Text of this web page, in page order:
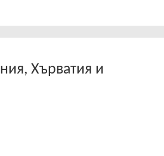
Хърватия и